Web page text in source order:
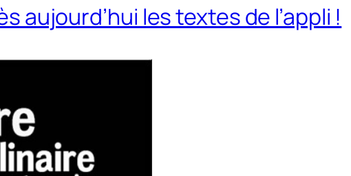
aujourd’hui les textes de l’appli !